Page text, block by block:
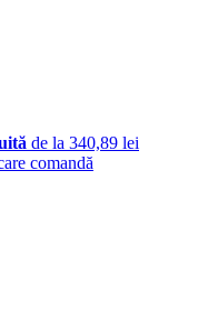
de la 340,89 lei
comandă